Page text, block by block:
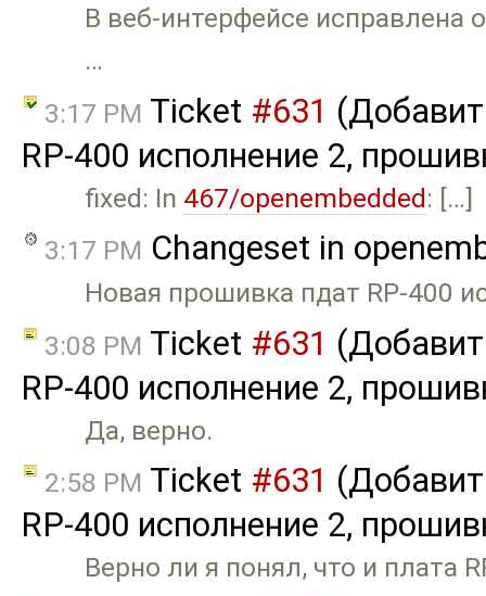
В веб-интерфейсе
…
3:17 PM Ticket #631
RP-400 исполнение 2,
fixed: In 467/openembedded: […]
3:17 PM Changeset in
Новая прошивка пдат RP-400
3:08 PM Ticket #631
RP-400 исполнение 2,
Да, верно.
2:58 PM Ticket #631
RP-400 исполнение 2,
Верно ли я понял, что и плата